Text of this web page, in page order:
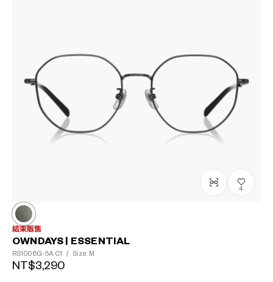
4
結束販售
OWNDAYS | ESSENTIAL
RS1006G-5A C1 / Size: M
NT$3,290